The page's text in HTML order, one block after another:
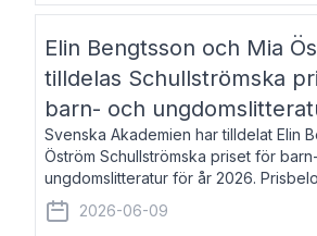
Elin Bengtsson och Mia
tilldelas Schullströmska
barn- och
Svenska Akademien har tilldelat Elin
Öström Schullströmska priset för
ungdomslitteratur för år 2026.
kronor vardera. Elin Bengtsson, född
och forskare i genusvetenskap.
2026-06-09